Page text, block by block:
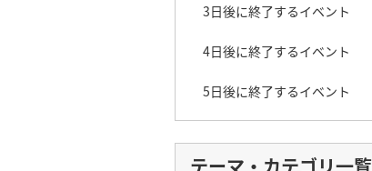
3日後に終了するイベント
4日後に終了するイベント
5日後に終了するイベント
テーマ・カテゴリ一覧